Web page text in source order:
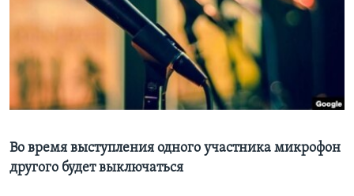
Learning English
СОЦИАЛЬНЫЕ СЕТИ
Языки
Во время выступления одного участника микрофон
другого будет выключаться